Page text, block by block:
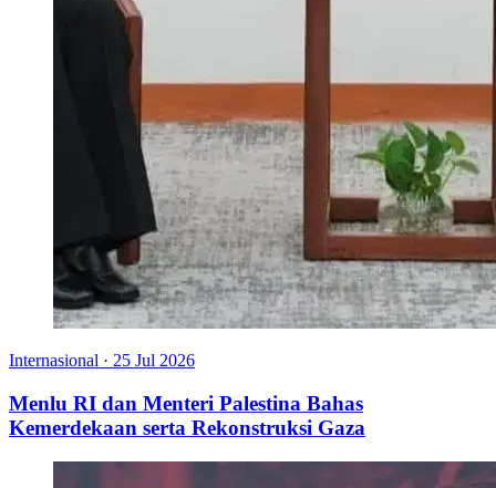
Internasional · 25 Jul 2026
Menlu RI dan Menteri Palestina Bahas
Kemerdekaan serta Rekonstruksi Gaza